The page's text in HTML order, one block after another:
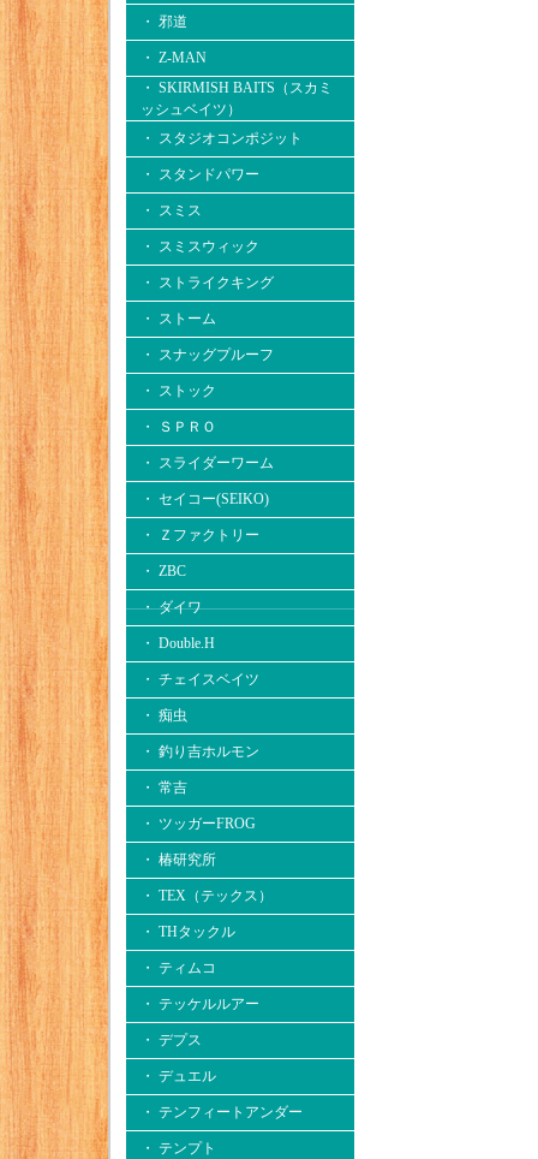
・ 邪道
・ Z-MAN
・ SKIRMISH BAITS（スカミ
ッシュベイツ）
・ スタジオコンポジット
・ スタンドパワー
・ スミス
・ スミスウィック
・ ストライクキング
・ ストーム
・ スナッグプルーフ
・ ストック
・ ＳＰＲＯ
・ スライダーワーム
・ セイコー(SEIKO)
・ Ｚファクトリー
・ ZBC
・ ダイワ
・ Double.H
・ チェイスベイツ
・ 痴虫
・ 釣り吉ホルモン
・ 常吉
・ ツッガーFROG
・ 椿研究所
・ TEX（テックス）
・ THタックル
・ ティムコ
・ テッケルルアー
・ デプス
・ デュエル
・ テンフィートアンダー
・ テンプト